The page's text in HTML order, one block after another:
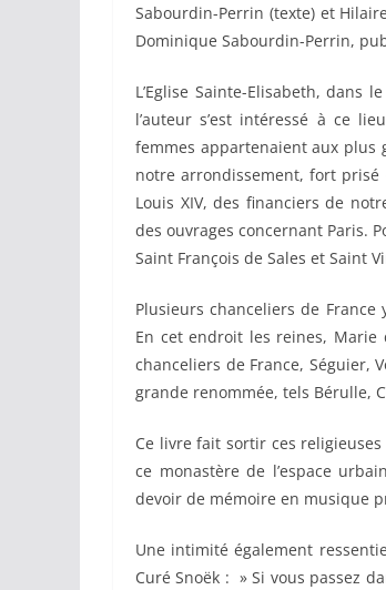
Sabourdin-Perrin (texte) et
Dominique Sabourdin-Perrin,
L’Eglise Sainte-Elisabeth,
l’auteur s’est intéressé à ce
femmes appartenaient aux plus
notre arrondissement, fort
Louis XIV, des financiers de
des ouvrages concernant Paris.
Saint François de Sales et Saint
Plusieurs chanceliers de
En cet endroit les reines, Marie
chanceliers de France, Séguier,
grande renommée, tels Bérulle,
Ce livre fait sortir ces
ce monastère de l’espace
devoir de mémoire en musique
Une intimité également
Curé Snoëk : » Si vous passez